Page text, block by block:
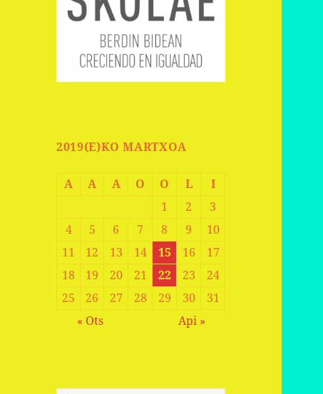
2019(E)KO MARTXOA
A A A O O L
I
1
2
3
4
5 6 7 8 9
10
11
12 13 14 15 16
17
18
19 20 21 22 23
24
25
26 27 28 29 30
31
« Ots
Api »